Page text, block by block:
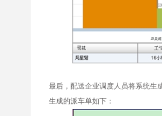
最后，配送企业调度人员将系统生
生成的派车单如下：